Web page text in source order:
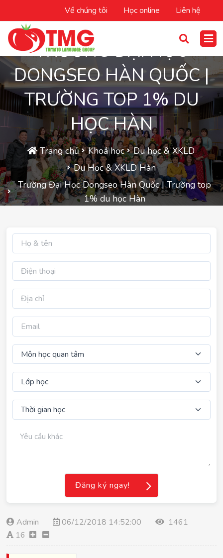
Về chúng tôi Học online Liên hệ
TRƯỜNG ĐẠI HỌC
DONGSEO HÀN QUỐC |
TRƯỜNG TOP 1% DU
HỌC HÀN
Trang chủ Khoá học
Du học & XKLD
Du Học & XKLD Hàn
Trường Đại Học Dongseo Hàn Quốc | Trường top
1% du học Hàn
Admin 06/12/2018 14:52:00
1461
16
Đăng ký ngay!